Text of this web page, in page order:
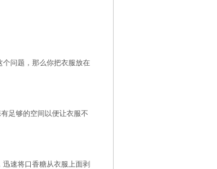
问题，那么你把衣服放在
足够的空间以便让衣服不
速将口香糖从衣服上面剥